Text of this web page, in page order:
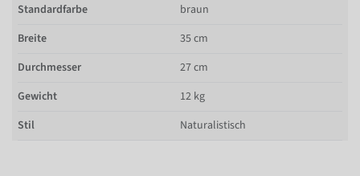
Standardfarbe
braun
Breite
35 cm
Durchmesser
27 cm
Gewicht
12 kg
Stil
Naturalistisch